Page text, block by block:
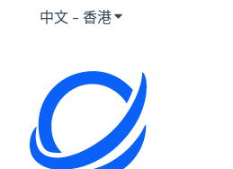
中文 - 香港顯示要翻譯的子選單